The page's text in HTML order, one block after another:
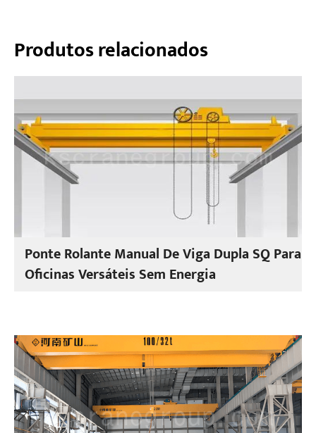
Produtos relacionados
Ponte Rolante Manual De Viga Dupla SQ Para
Oficinas Versáteis Sem Energia